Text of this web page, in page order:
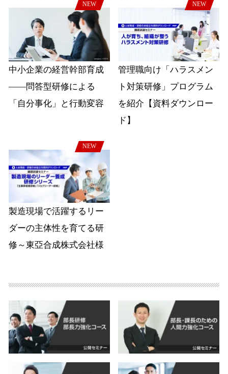
NEW
中小企業の経営幹部育成
――問答型研修による
「自分事化」と行動変容
NEW
管理職向け「ハラスメン
ト対策研修」プログラム
を紹介【資料ダウンロー
ド】
NEW
製造現場で活躍するリー
ダーの主体性を育てる研
修～東亞合成株式会社様